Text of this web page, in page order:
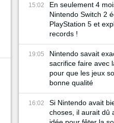
15:02
En seulement 4
Nintendo Switch 2
PlayStation 5 et
records !
19:05
Nintendo savait
sacrifice faire avec
pour que les jeux
bonne qualité
16:02
Si Nintendo avait
choses, il aurait dû